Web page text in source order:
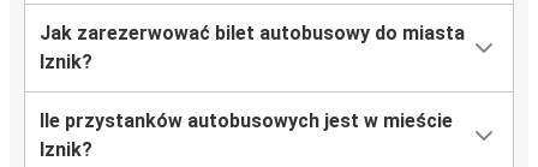
Jak zarezerwować bilet autobusowy do miasta
Iznik?
Ile przystanków autobusowych jest w mieście
Iznik?